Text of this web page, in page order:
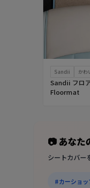
Sandii かわ
Sandii フロ
Floormat
📷 あなた
シートカバー
#カーショ